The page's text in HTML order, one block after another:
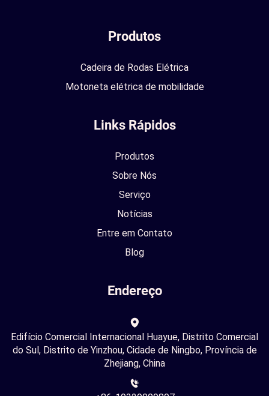
Produtos
Cadeira de Rodas Elétrica
Motoneta elétrica de mobilidade
Links Rápidos
Produtos
Sobre Nós
Serviço
Notícias
Entre em Contato
Blog
Endereço
Edifício Comercial Internacional Huayue, Distrito Comercial
do Sul, Distrito de Yinzhou, Cidade de Ningbo, Província de
Zhejiang, China